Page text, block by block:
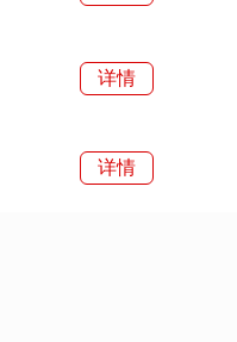
详情
详情